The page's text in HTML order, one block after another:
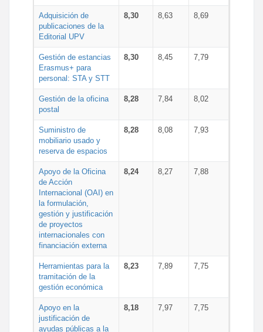
Adquisición de
publicaciones de la
Editorial UPV
8,30 8,63 8,69
Gestión de estancias
Erasmus+ para
personal: STA y STT
8,30 8,45 7,79
Gestión de la oficina
postal
8,28 7,84 8,02
Suministro de
mobiliario usado y
reserva de espacios
8,28 8,08 7,93
Apoyo de la Oficina
de Acción
Internacional (OAI) en
la formulación,
gestión y justificación
de proyectos
internacionales con
financiación externa
8,24 8,27 7,88
Herramientas para la
tramitación de la
gestión económica
8,23 7,89 7,75
Apoyo en la
justificación de
ayudas públicas a la
8,18 7,97 7,75